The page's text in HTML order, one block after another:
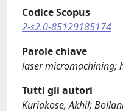
Codice Scopus
2-s2.0-85129185174
Parole chiave
laser micromachining;
Tutti gli autori
Kuriakose, Akhil;